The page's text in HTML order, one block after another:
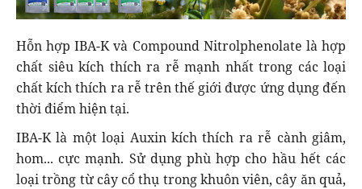
Hỗn hợp IBA-K và Compound Nitrolphenolate là hợp
chất siêu kích thích ra rễ mạnh nhất trong các loại
chất kích thích ra rễ trên thế giới được ứng dụng đến
thời điểm hiện tại.
IBA-K là một loại Auxin kích thích ra rễ cành giâm,
hom... cực mạnh. Sử dụng phù hợp cho hầu hết các
loại trồng từ cây cổ thụ trong khuôn viên, cây ăn quả,